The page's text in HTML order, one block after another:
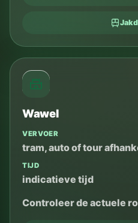
Wawel
VERVOER
tram, auto of tour
TIJD
indicatieve tijd
Controleer de actuele